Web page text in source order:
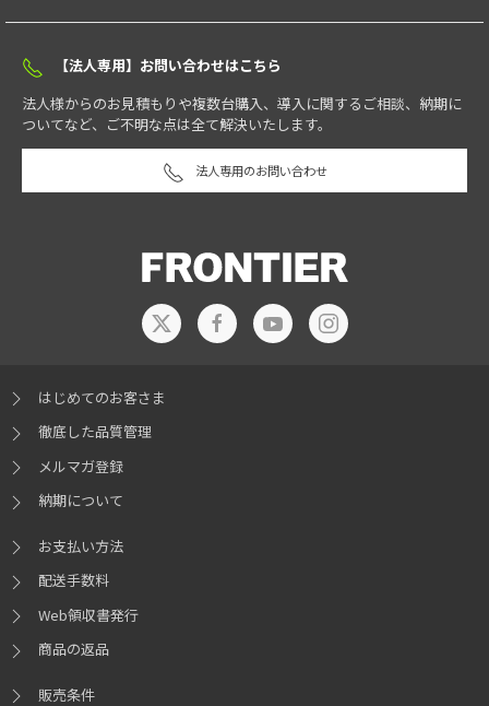
【法人専用】お問い合わせはこちら
法人様からのお見積もりや複数台購入、導入に関するご相談、納期に
ついてなど、ご不明な点は全て解決いたします。
法人専用のお問い合わせ
はじめてのお客さま
徹底した品質管理
メルマガ登録
納期について
お支払い方法
配送手数料
Web領収書発行
商品の返品
販売条件